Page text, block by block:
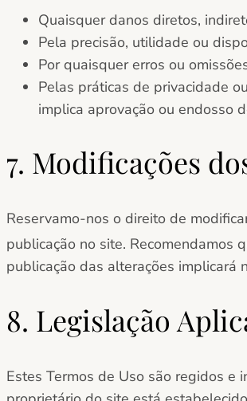
Quaisquer danos diretos,
Pela precisão, utilidade ou
Por quaisquer erros ou
Pelas práticas de privacidade
implica aprovação ou endosso
7. Modificações
Reservamo-nos o direito de
publicação no site. Recomendamos
publicação das alterações implicará
8. Legislação
Estes Termos de Uso são regidos e